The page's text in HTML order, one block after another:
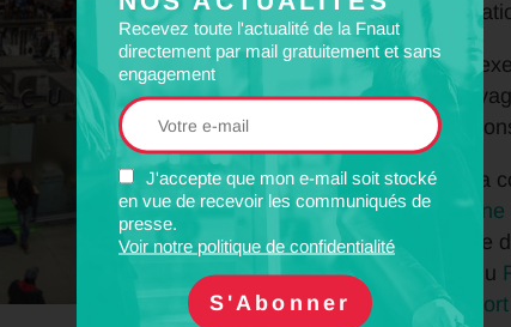
Recevez toute l'actualité de la Fnaut
directement par mail gratuitement et sans
engagement
J'accepte que mon e-mail soit stocké
en vue de recevoir les communiqués de
presse.
Voir notre politique de confidentialité
La Fnaut
SNCF
les
La Fnaut a
Européenne
présidence
membre du
de